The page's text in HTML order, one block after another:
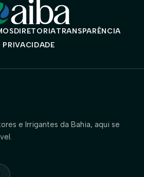
DIRETORIATRANSPARÊNCIA
PRIVACIDADE
e Irrigantes da Bahia, aqui se